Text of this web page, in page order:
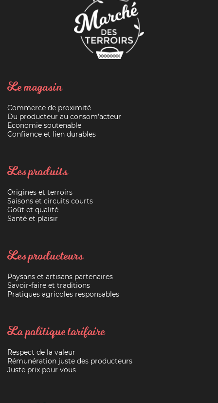
Le magasin
Commerce de proximité
Du producteur au consom’acteur
Economie soutenable
Confiance et lien durables
Les produits
Origines et terroirs
Saisons et circuits courts
Goût et qualité
Santé et plaisir
Les producteurs
Paysans et artisans partenaires
Savoir-faire et traditions
Pratiques agricoles responsables
La politique tarifaire
Respect de la valeur
Rémunération juste des producteurs
Juste prix pour vous